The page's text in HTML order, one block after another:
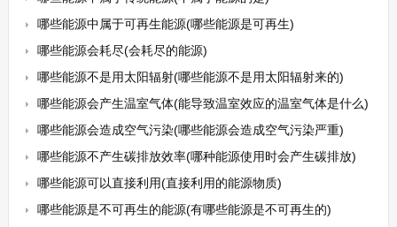
哪些能源中属于可再生能源(哪些能源是可再生)
哪些能源会耗尽(会耗尽的能源)
哪些能源不是用太阳辐射(哪些能源不是用太阳辐射来的)
哪些能源会产生温室气体(能导致温室效应的温室气体是什么)
哪些能源会造成空气污染(哪些能源会造成空气污染严重)
哪些能源不产生碳排放效率(哪种能源使用时会产生碳排放)
哪些能源可以直接利用(直接利用的能源物质)
哪些能源是不可再生的能源(有哪些能源是不可再生的)